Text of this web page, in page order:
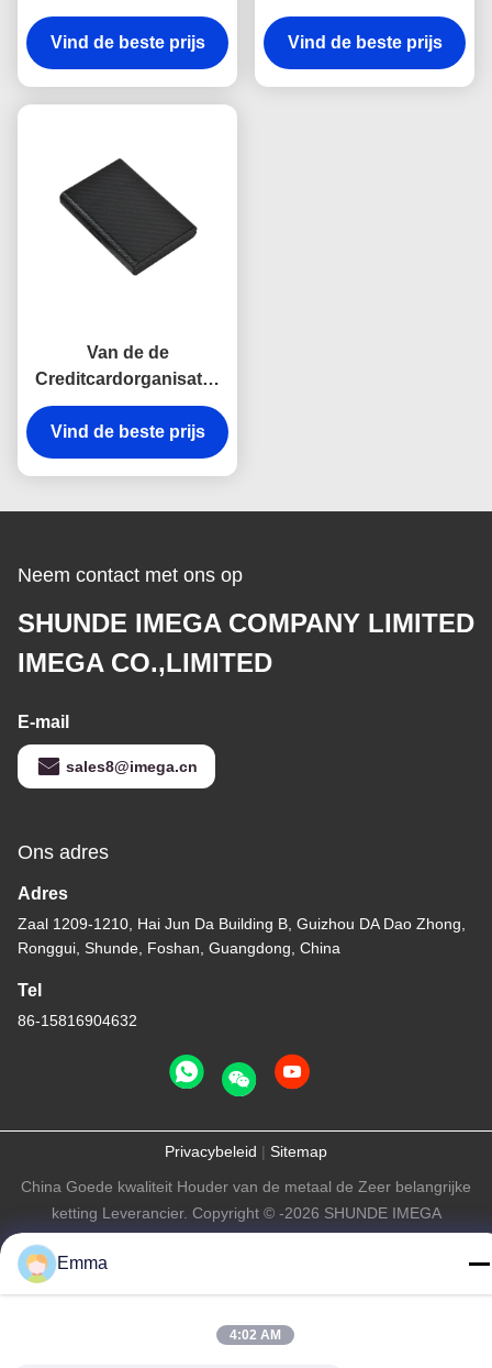
de
AluminiumCreditcard
de Vezelpatroon
Vind de beste prijs
de
AluminiumCreditcard
Aangepaste Embleem
Vind de beste prijs
Van de de
Creditcardorganisator
van de koolstofvezel
Blokkerend het
Leeraluminium van
Vind de beste prijs
Neem contact met ons op
SHUNDE IMEGA COMPANY LIMITED
IMEGA CO.,LIMITED
E-mail
sales8@imega.cn
Ons adres
Adres
Zaal 1209-1210, Hai Jun Da Building B, Guizhou DA Dao Zhong,
Ronggui, Shunde, Foshan, Guangdong, China
Tel
86-15816904632
Privacybeleid | Sitemap
China Goede kwaliteit Houder van de metaal de Zeer belangrijke
ketting Leverancier. Copyright © -2026 SHUNDE IMEGA
Emma
4:02 AM